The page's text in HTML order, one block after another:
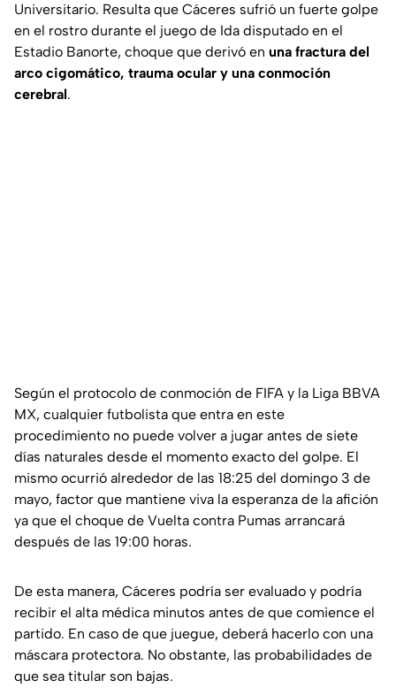
Universitario. Resulta que Cáceres sufrió un fuerte golpe
en el rostro durante el juego de Ida disputado en el
Estadio Banorte, choque que derivó en una fractura del
arco cigomático, trauma ocular y una conmoción
cerebral.
Según el protocolo de conmoción de FIFA y la Liga BBVA
MX, cualquier futbolista que entra en este
procedimiento no puede volver a jugar antes de siete
días naturales desde el momento exacto del golpe. El
mismo ocurrió alrededor de las 18:25 del domingo 3 de
mayo, factor que mantiene viva la esperanza de la afición
ya que el choque de Vuelta contra Pumas arrancará
después de las 19:00 horas.
De esta manera, Cáceres podría ser evaluado y podría
recibir el alta médica minutos antes de que comience el
partido. En caso de que juegue, deberá hacerlo con una
máscara protectora. No obstante, las probabilidades de
que sea titular son bajas.